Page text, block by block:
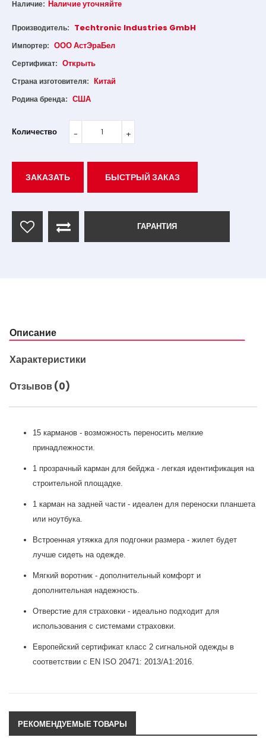
Наличие: Наличие уточняйте
Производитель: Techtronic Industries GmbH
Импортер: ООО АстЭраБел
Сертификат: Открыть
Страна изготовителя: Китай
Родина бренда: США
Количество
ЗАКАЗАТЬ БЫСТРЫЙ ЗАКАЗ
ГАРАНТИЯ
Описание
Характеристики
Отзывов (0)
15 карманов - возможность переносить мелкие
принадлежности.
1 прозрачный карман для бейджа - легкая идентификация на
строительной площадке.
1 карман на задней части - идеален для переноски планшета
или ноутбука.
Встроенная утяжка для подгонки размера - жилет будет
лучше сидеть на одежде.
Мягкий воротник - дополнительный комфорт и
дополнительная надежность.
Отверстие для страховки - идеально подходит для
использования с системами страховки.
Европейский сертификат класс 2 сигнальной одежды в
соответствии с EN ISO 20471: 2013/A1:2016.
РЕКОМЕНДУЕМЫЕ ТОВАРЫ